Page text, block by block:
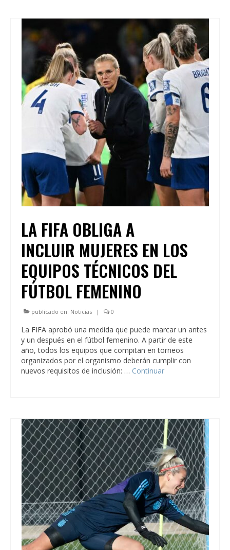
LA FIFA OBLIGA A
INCLUIR MUJERES EN LOS
EQUIPOS TÉCNICOS DEL
FÚTBOL FEMENINO
publicado en: Noticias | 0
La FIFA aprobó una medida que puede marcar un antes
y un después en el fútbol femenino. A partir de este
año, todos los equipos que compitan en torneos
organizados por el organismo deberán cumplir con
nuevos requisitos de inclusión: … Continuar